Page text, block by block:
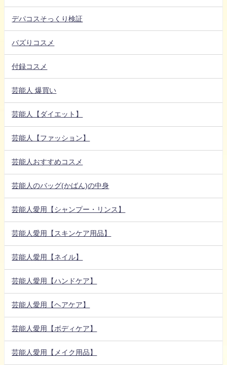
デパコスそっくり検証
バズりコスメ
付録コスメ
芸能人 爆買い
芸能人【ダイエット】
芸能人【ファッション】
芸能人おすすめコスメ
芸能人のバッグ(かばん)の中身
芸能人愛用【シャンプー・リンス】
芸能人愛用【スキンケア用品】
芸能人愛用【ネイル】
芸能人愛用【ハンドケア】
芸能人愛用【ヘアケア】
芸能人愛用【ボディケア】
芸能人愛用【メイク用品】